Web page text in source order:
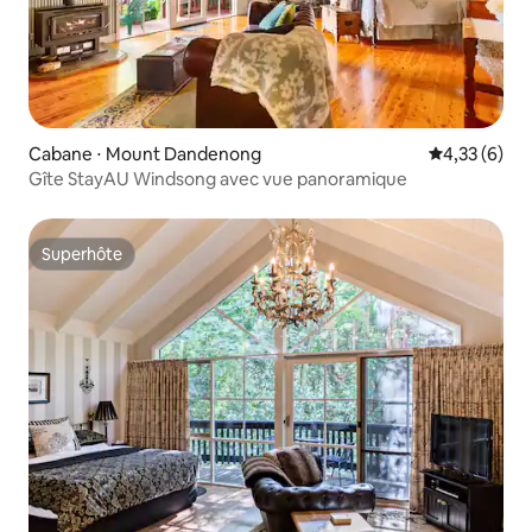
Cabane ⋅ Mount Dandenong Évaluation
4,33 (6)
Gîte StayAU Windsong avec vue panoramique
Superhôte
Superhôte